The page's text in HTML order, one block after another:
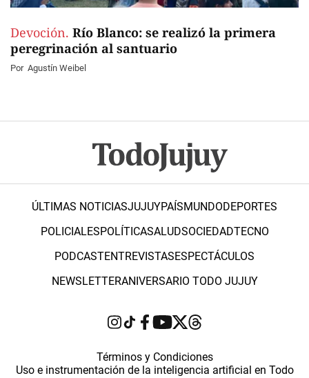
Devoción. Río Blanco: se realizó la primera
peregrinación al santuario
Por Agustín Weibel
ÚLTIMAS NOTICIASJUJUYPAÍSMUNDODEPORTES
POLICIALESPOLÍTICASALUDSOCIEDADTECNO
PODCASTENTREVISTASESPECTÁCULOS
NEWSLETTERANIVERSARIO TODO JUJUY
Términos y Condiciones
Uso e instrumentación de la inteligencia artificial en Todo